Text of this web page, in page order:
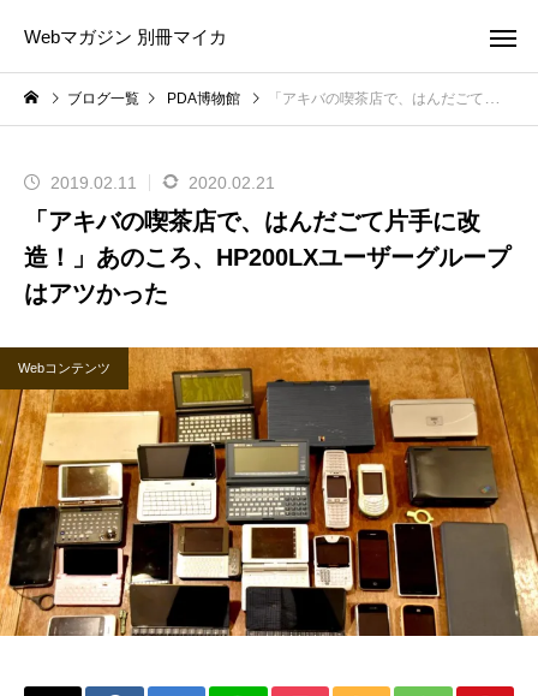
Webマガジン 別冊マイカ
ブログ一覧 PDA博物館 「アキバの喫茶店で、はんだごて片手に改造！」あのころ、HP200LXユーザーグループはアツかった
2019.02.11 2020.02.21
「アキバの喫茶店で、はんだごて片手に改
造！」あのころ、HP200LXユーザーグループ
はアツかった
Webコンテンツ